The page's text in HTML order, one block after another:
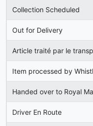
Collection Scheduled
Out for Delivery
Article traité par le
Item processed by
Handed over to Royal
Driver En Route